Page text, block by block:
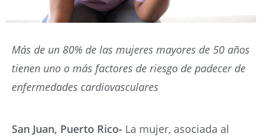
Más de un 80% de las mujeres mayores de 50 años
tienen uno o más factores de riesgo de padecer de
enfermedades cardiovasculares
San Juan, Puerto Rico- La mujer, asociada al